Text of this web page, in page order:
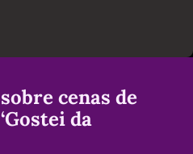
cenas de
da